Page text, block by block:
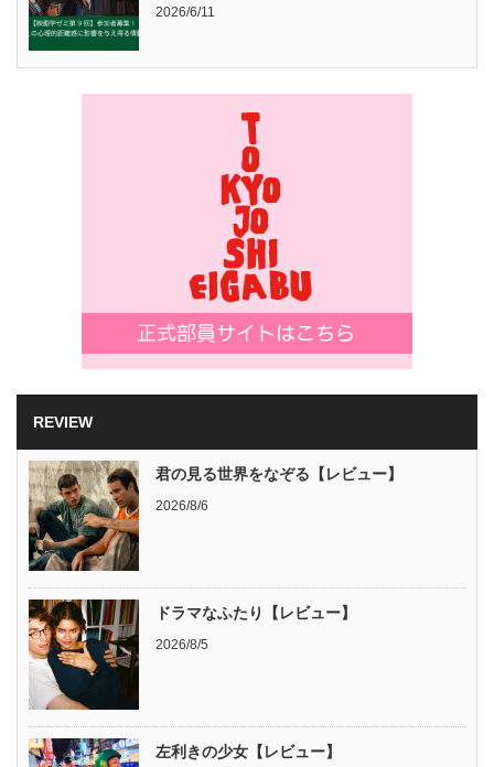
2026/6/11
REVIEW
君の見る世界をなぞる【レビュー】
2026/8/6
ドラマなふたり【レビュー】
2026/8/5
左利きの少女【レビュー】